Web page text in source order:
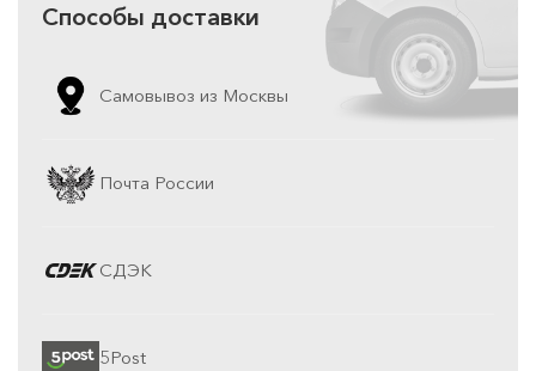
Способы доставки
Самовывоз из Москвы
Почта России
СДЭК
5Post